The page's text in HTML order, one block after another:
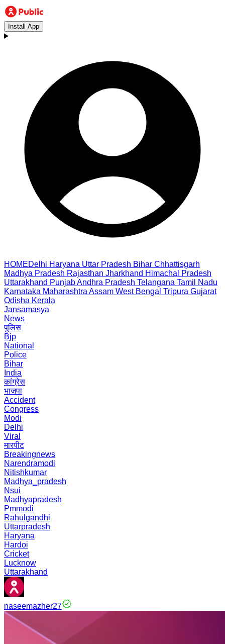
Install App
HOMEDelhi Haryana Uttar Pradesh Bihar Chhattisgarh
Madhya Pradesh Rajasthan Jharkhand Himachal Pradesh
Uttarakhand PunjabAndhra Pradesh Telangana Tamil Nadu
Karnataka Maharashtra Assam West Bengal Tripura Gujarat
Odisha Kerala
Jansamasya
News
पुलिस
Bjp
National
Police
Bihar
India
कांग्रेस
भाजपा
Accident
Congress
Modi
Delhi
Viral
मारपीट
Breakingnews
Narendramodi
Nitishkumar
Madhya_pradesh
Nsui
Madhyapradesh
Pmmodi
Rahulgandhi
Uttarpradesh
Haryana
Hardoi
Cricket
Lucknow
Uttarakhand
naseemazher27